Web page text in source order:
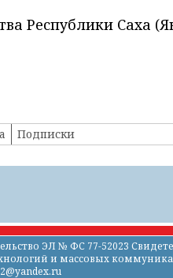
Республики Саха
Подписки
ЭЛ № ФС 77-52023
и массовых